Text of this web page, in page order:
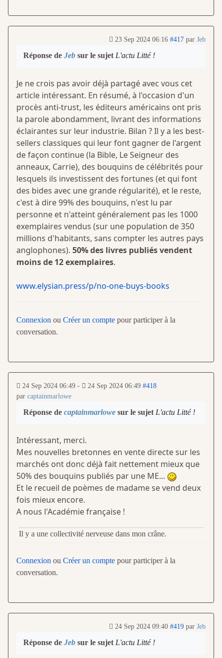
23 Sep 2024 06:16 #417 par Jeb
Réponse de Jeb sur le sujet L'actu Litté !
Je ne crois pas avoir déjà partagé avec vous cet
article intéressant. En résumé, à l'occasion d'un
procès anti-trust, les éditeurs américains ont pris
la parole abondamment, livrant des informations
éclairantes sur leur industrie. Bilan ? Il y a les best-
sellers classiques qui leur font gagner de l'argent
de façon continue (la Bible, Le Seigneur des
anneaux, Carrie), des bouquins de célébrités pour
lesquels ils investissent des fortunes (et qui font
des bides avec une grande régularité), et le reste,
c'est à dire 99% des bouquins, n'est lu par
personne et n'atteint généralement pas les 1000
exemplaires vendus (sur une population de 350
millions d'habitants, sans compter les autres pays
anglophones). 50% des livres publiés vendent
moins de 12 exemplaires.
www.elysian.press/p/no-one-buys-books
Connexion ou Créer un compte pour participer à la
conversation.
24 Sep 2024 06:49 - 24 Sep 2024 06:49 #418
par captainmarlowe
Réponse de captainmarlowe sur le sujet L'actu Litté !
Intéressant, merci.
Mes nouvelles bretonnes en vente directe sur les
marchés ont donc déjà fait nettement mieux que
50% des bouquins publiés par une ME...
Et le recueil de poèmes de madame se vend deux
fois mieux encore.
A nous l'Académie française !
Il y a une collectivité nerveuse dans mon crâne.
Connexion ou Créer un compte pour participer à la
conversation.
24 Sep 2024 09:40 #419 par Jeb
Réponse de Jeb sur le sujet L'actu Litté !